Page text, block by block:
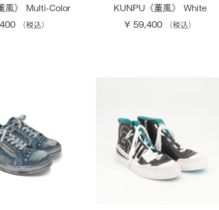
風》 Multi-Color
KUNPU《薫風》 White
¥ 59,400